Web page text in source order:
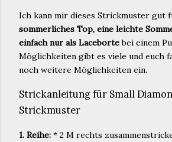
Ich kann mir dieses Strickmuster gut
sommerliches Top, eine leichte
einfach nur als Lacebortebei einem
Möglichkeiten gibt es viele und euch
noch weitere Möglichkeiten ein.
Strickanleitung für Small
Strickmuster
1. Reihe: * 2 M rechts